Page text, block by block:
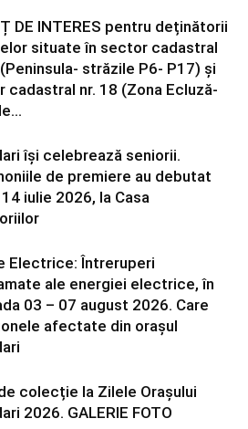
DE INTERES pentru deținătorii
situate în sector cadastral
străzile P6- P17) și
cadastral nr. 18 (Zona Ecluză-
își celebrează seniorii.
de premiere au debutat
iulie 2026, la Casa
Electrice: Întreruperi
ale energiei electrice, în
03 – 07 august 2026. Care
afectate din orașul
colecție la Zilele Orașului
2026. GALERIE FOTO